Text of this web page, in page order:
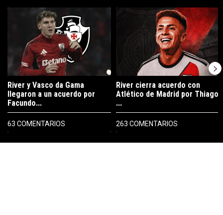
PUBLICIDAD
Un artículo de tendencia con el título "River y Vasco da Gama
River y Vasco da Gama
llegaron a un acuerdo por
Facundo...
63 COMENTARIOS
Un artículo de tendencia con el
River cierra acuerdo con
Atlético de Madrid por Thiago
...
263 COMENTARIOS